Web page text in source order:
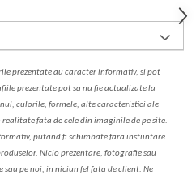
prezentate au caracter informativ, si pot
prezentate pot sa nu fie actualizate la
culorile, formele, alte caracteristici ale
realitate fata de cele din imaginile de pe site.
putand fi schimbate fara instiintare
Nicio prezentare, fotografie sau
pe noi, in niciun fel fata de client. Ne